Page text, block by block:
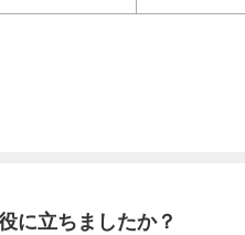
に立ちましたか？